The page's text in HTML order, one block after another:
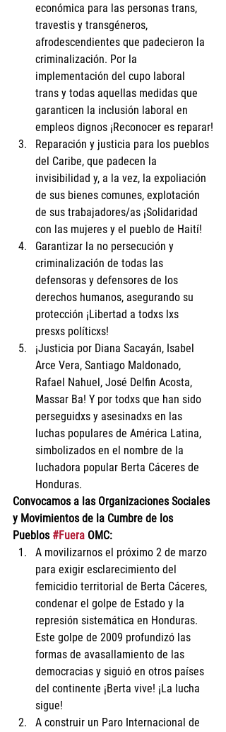
económica para las personas trans,
travestis y transgéneros,
afrodescendientes que padecieron la
criminalización. Por la
implementación del cupo laboral
trans y todas aquellas medidas que
garanticen la inclusión laboral en
empleos dignos ¡Reconocer es reparar!
Reparación y justicia para los pueblos
del Caribe, que padecen la
invisibilidad y, a la vez, la expoliación
de sus bienes comunes, explotación
de sus trabajadores/as ¡Solidaridad
con las mujeres y el pueblo de Haití!
Garantizar la no persecución y
criminalización de todas las
defensoras y defensores de los
derechos humanos, asegurando su
protección ¡Libertad a todxs lxs
presxs políticxs!
¡Justicia por Diana Sacayán, Isabel
Arce Vera, Santiago Maldonado,
Rafael Nahuel, José Delfin Acosta,
Massar Ba! Y por todxs que han sido
perseguidxs y asesinadxs en las
luchas populares de América Latina,
simbolizados en el nombre de la
luchadora popular Berta Cáceres de
Honduras.
Convocamos a las Organizaciones Sociales
y Movimientos de la Cumbre de los
Pueblos #Fuera OMC:
A movilizarnos el próximo 2 de marzo
para exigir esclarecimiento del
femicidio territorial de Berta Cáceres,
condenar el golpe de Estado y la
represión sistemática en Honduras.
Este golpe de 2009 profundizó las
formas de avasallamiento de las
democracias y siguió en otros países
del continente ¡Berta vive! ¡La lucha
sigue!
A construir un Paro Internacional de